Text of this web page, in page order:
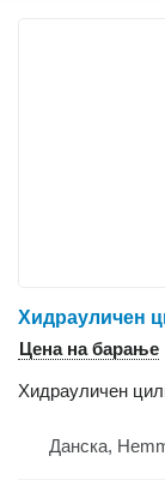
Цена на барање
Хидрауличен
Данска,